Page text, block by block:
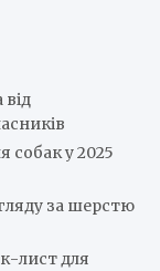
собак у 2025
за шерстю
лист для